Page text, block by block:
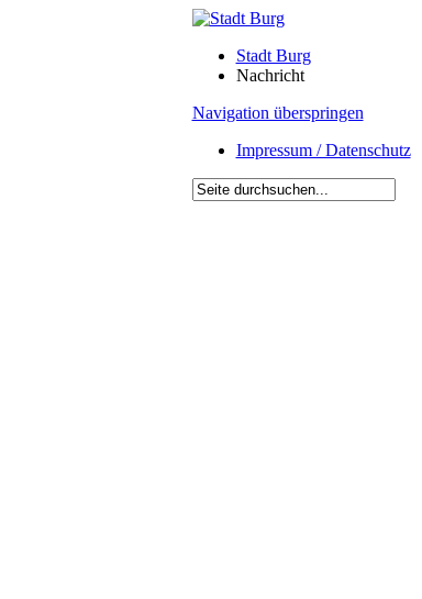
Stadt Burg
Nachricht
Navigation überspringen
Impressum / Datenschutz